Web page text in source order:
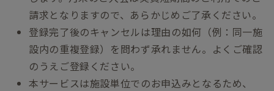
請求となりますので、あらかじめご了承ください。
登録完了後のキャンセルは理由の如何（例：同一施
設内の重複登録）を問わず承れません。よくご確認
のうえご登録ください。
本サービスは施設単位でのお申込みとなるため、